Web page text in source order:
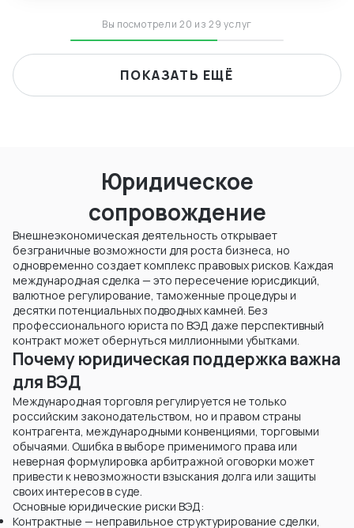
Вы посмотрели 20 из 29 услуг
ПОКАЗАТЬ ЕЩЁ
Юридическое
сопровождение
Внешнеэкономическая деятельность открывает
безграничные возможности для роста бизнеса, но
одновременно создает комплекс правовых рисков. Каждая
международная сделка — это пересечение юрисдикций,
валютное регулирование, таможенные процедуры и
десятки потенциальных подводных камней. Без
профессионального юриста по ВЭД даже перспективный
контракт может обернуться миллионными убытками.
Почему юридическая поддержка важна
для ВЭД
Международная торговля регулируется не только
российским законодательством, но и правом страны
контрагента, международными конвенциями, торговыми
обычаями. Ошибка в выборе применимого права или
неверная формулировка арбитражной оговорки может
привести к невозможности взыскания долга или защиты
своих интересов в суде.
Основные юридические риски ВЭД:
Контрактные — неправильное структурирование сделки,